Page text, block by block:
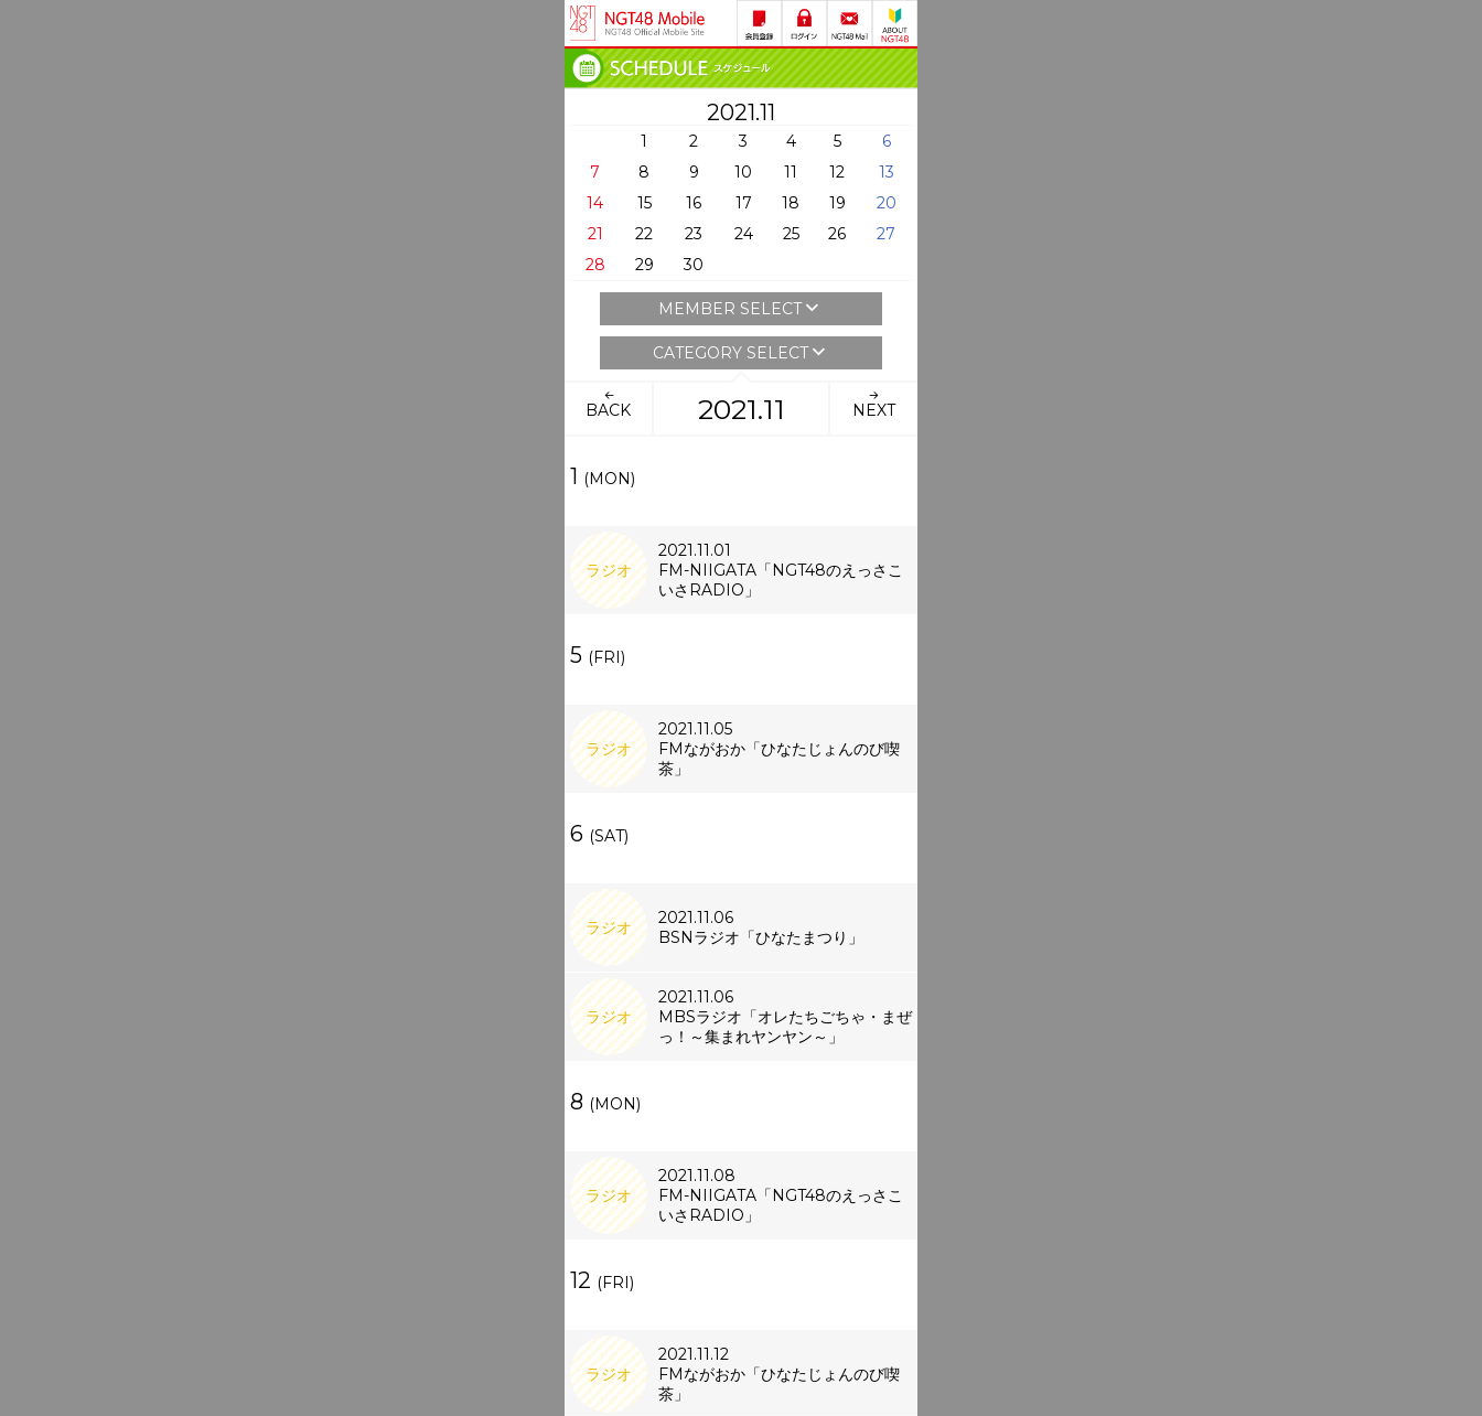
2021.11
1 2 3 4 5
6
7
8 9 10 11 12
13
14
15 16 17 18 19
20
21
22 23 24 25 26
27
28
29 30
MEMBER SELECT
CATEGORY SELECT
BACK 2021.11 NEXT
1 (MON)
ラジオ
2021.11.01
FM-NIIGATA「NGT48のえっさこ
いさRADIO」
5 (FRI)
ラジオ
2021.11.05
FMながおか「ひなたじょんのび喫
茶」
6 (SAT)
ラジオ
2021.11.06
BSNラジオ「ひなたまつり」
ラジオ
2021.11.06
MBSラジオ「オレたちごちゃ・まぜ
っ！～集まれヤンヤン～」
8 (MON)
ラジオ
2021.11.08
FM-NIIGATA「NGT48のえっさこ
いさRADIO」
12 (FRI)
ラジオ
2021.11.12
FMながおか「ひなたじょんのび喫
茶」